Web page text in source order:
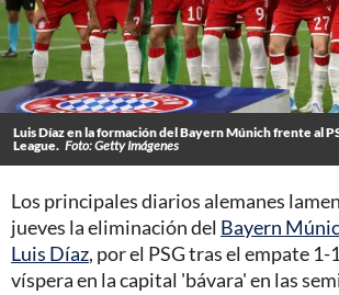
Luis Díaz en la formación del Bayern Múnich frente al
League. Foto: Getty Imágenes
Los principales diarios alemanes
jueves la eliminación del Bayern
Luis Díaz, por el PSG tras el empate
víspera en la capital 'bávara' en las